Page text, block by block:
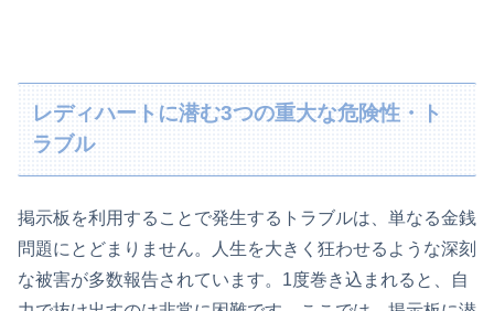
レディハートに潜む3つの重大な危険性・ト
ラブル
掲示板を利用することで発生するトラブルは、単なる金銭
問題にとどまりません。人生を大きく狂わせるような深刻
な被害が多数報告されています。1度巻き込まれると、自